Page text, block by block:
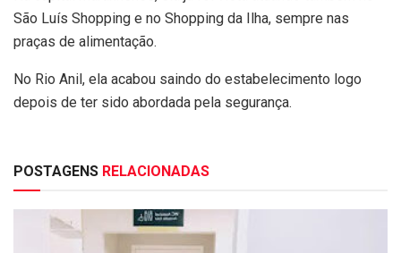
São Luís Shopping e no Shopping da Ilha, sempre nas
praças de alimentação.
No Rio Anil, ela acabou saindo do estabelecimento logo
depois de ter sido abordada pela segurança.
POSTAGENS RELACIONADAS